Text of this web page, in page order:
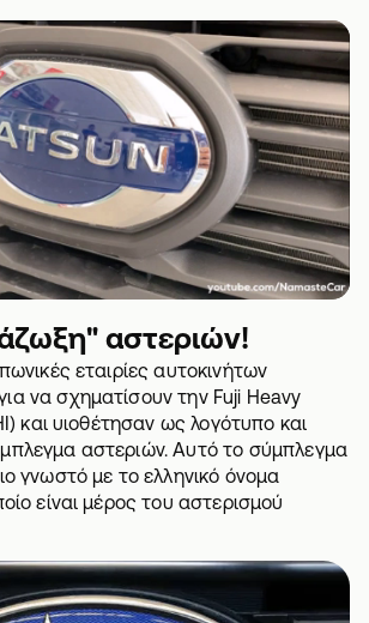
αστεριών!
εταιρίες αυτοκινήτων
να σχηματίσουν την Fuji Heavy
και υιοθέτησαν ως λογότυπο και
αστεριών. Αυτό το σύμπλεγμα
γνωστό με το ελληνικό όνομα
είναι μέρος του αστερισμού